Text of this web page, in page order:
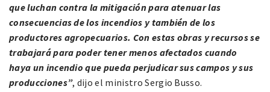
que luchan contra la mitigación para atenuar las
consecuencias de los incendios y también de los
productores agropecuarios. Con estas obras y recursos se
trabajará para poder tener menos afectados cuando
haya un incendio que pueda perjudicar sus campos y sus
producciones”, dijo el ministro Sergio Busso.